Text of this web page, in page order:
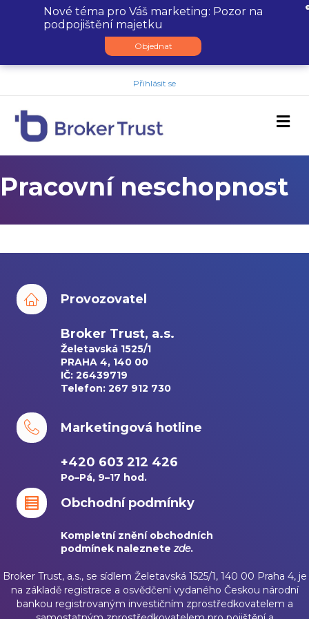
Přihlásit se
Pracovní neschopnost
Provozovatel
Broker Trust, a.s.
Želetavská 1525/1
PRAHA 4, 140 00
IČ: 26439719
Telefon: 267 912 730
Marketingová hotline
+420 603 212 426
Po–Pá, 9–17 hod.
Obchodní podmínky
Kompletní znění obchodních
podmínek naleznetezde.
Broker Trust, a.s., se sídlem Želetavská 1525/1, 140 00 Praha 4, je
na základě registrace a osvědčení vydaného Českou národní
bankou registrovaným investičním zprostředkovatelem a
Nové téma pro Váš marketing: Pozor na
podpojištění majetku
Objednat